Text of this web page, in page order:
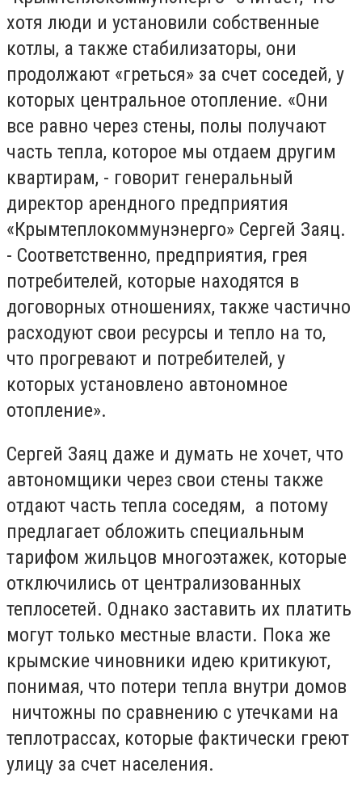
хотя люди и установили собственные
котлы, а также стабилизаторы, они
продолжают «греться» за счет соседей, у
которых центральное отопление. «Они
все равно через стены, полы получают
часть тепла, которое мы отдаем другим
квартирам, - говорит генеральный
директор арендного предприятия
«Крымтеплокоммунэнерго» Сергей Заяц.
- Соответственно, предприятия, грея
потребителей, которые находятся в
договорных отношениях, также частично
расходуют свои ресурсы и тепло на то,
что прогревают и потребителей, у
которых установлено автономное
отопление».
Сергей Заяц даже и думать не хочет, что
автономщики через свои стены также
отдают часть тепла соседям, а потому
предлагает обложить специальным
тарифом жильцов многоэтажек, которые
отключились от централизованных
теплосетей. Однако заставить их платить
могут только местные власти. Пока же
крымские чиновники идею критикуют,
понимая, что потери тепла внутри домов
ничтожны по сравнению с утечками на
теплотрассах, которые фактически греют
улицу за счет населения.